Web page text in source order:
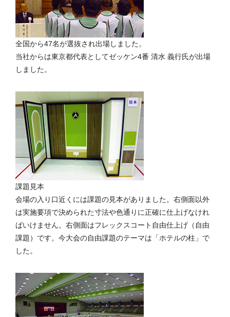
全国から47名が選抜され出場しました。
当社からは東京都代表としてゼッケン4番 清水 義行氏が出場
しました。
課題見本
会場の入り口近くには課題の見本がありました。右側面以外
は実施要項で決められた寸法や色通りに正確に仕上げなけれ
ばいけません。右側面はフレックスコート自由仕上げ（自由
課題）です。今大会の自由課題のテーマは「ホテルの柱」で
した。